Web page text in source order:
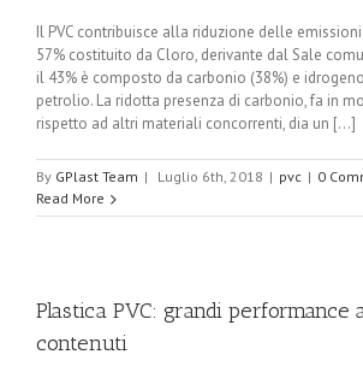
Il PVC contribuisce alla riduzione delle emissioni
57% costituito da Cloro, derivante dal Sale
il 43% è composto da carbonio (38%) e
petrolio. La ridotta presenza di carbonio, fa in
rispetto ad altri materiali concorrenti, dia un [...]
By GPlast Team | Luglio 6th, 2018 | pvc | 0
Read More
Plastica PVC: grandi performance
contenuti